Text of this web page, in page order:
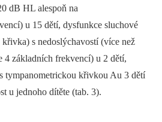
dB HL alespoň na
u 15 dětí, dysfunkce sluchové
s nedoslýchavostí (více než
4 základních frekvencí) u 2 dětí,
tympanometrickou křivkou Au 3 dětí
u jednoho dítěte (tab. 3).